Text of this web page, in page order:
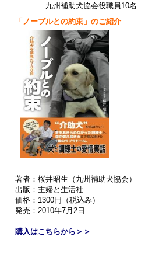
九州補助犬協会役職員10名
「ノーブルとの約束」のご紹介
著者：桜井昭生（九州補助犬協会）
出版：主婦と生活社
価格：1300円（税込み）
発売：2010年7月2日
購入はこちらから＞＞